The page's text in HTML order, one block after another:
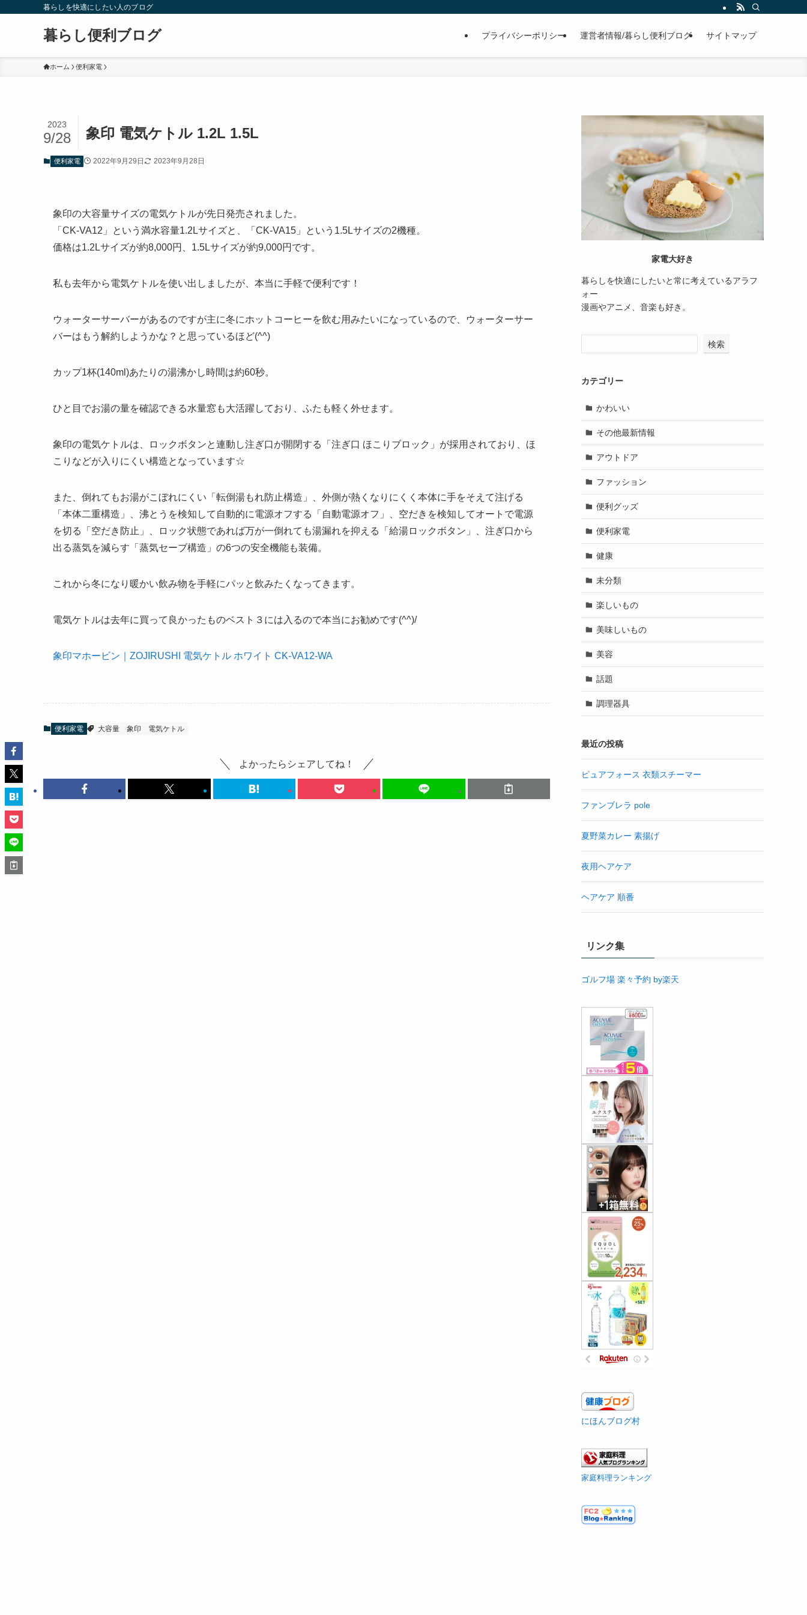
暮らしを快適にしたい人のブログ
暮らし便利ブログ プライバシーポリシー 運営者情報/暮らし便利ブログ サイトマップ
ホーム 便利家電
象印 電気ケトル 1.2L 1.5L
2023
9/28
便利家電 2022年9月29日 2023年9月28日
象印の大容量サイズの電気ケトルが先日発売されました。
「CK-VA12」という満水容量1.2Lサイズと、「CK-VA15」という1.5Lサイズの2機種。
価格は1.2Lサイズが約8,000円、1.5Lサイズが約9,000円です。
私も去年から電気ケトルを使い出しましたが、本当に手軽で便利です！
ウォーターサーバーがあるのですが主に冬にホットコーヒーを飲む用みたいになっているので、ウォーターサー
バーはもう解約しようかな？と思っているほど(^^)
カップ1杯(140ml)あたりの湯沸かし時間は約60秒。
ひと目でお湯の量を確認できる水量窓も大活躍しており、ふたも軽く外せます。
象印の電気ケトルは、ロックボタンと連動し注ぎ口が開閉する「注ぎ口 ほこりブロック」が採用されており、ほ
こりなどが入りにくい構造となっています☆
また、倒れてもお湯がこぼれにくい「転倒湯もれ防止構造」、外側が熱くなりにくく本体に手をそえて注げる
「本体二重構造」、沸とうを検知して自動的に電源オフする「自動電源オフ」、空だきを検知してオートで電源
を切る「空だき防止」、ロック状態であれば万が一倒れても湯漏れを抑える「給湯ロックボタン」、注ぎ口から
出る蒸気を減らす「蒸気セーブ構造」の6つの安全機能も装備。
これから冬になり暖かい飲み物を手軽にパッと飲みたくなってきます。
電気ケトルは去年に買って良かったものベスト３には入るので本当にお勧めです(^^)/
象印マホービン｜ZOJIRUSHI 電気ケトル ホワイト CK-VA12-WA
便利家電 大容量 象印 電気ケトル
よかったらシェアしてね！
家電大好き
暮らしを快適にしたいと常に考えているアラフ
ォー
漫画やアニメ、音楽も好き。
検索
カテゴリー
かわいい
その他最新情報
アウトドア
ファッション
便利グッズ
便利家電
健康
未分類
楽しいもの
美味しいもの
美容
話題
調理器具
最近の投稿
ピュアフォース 衣類スチーマー
ファンブレラ pole
夏野菜カレー 素揚げ
夜用ヘアケア
ヘアケア 順番
リンク集
ゴルフ場 楽々予約 by楽天
にほんブログ村
家庭料理ランキング